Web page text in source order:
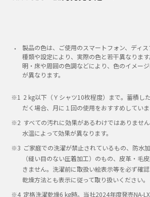
製品の色は、ご使用のスマートフォン、ディ
種類や設定により、実際の色と若干異なりま
明・床や周囲の色調などにより、色のイメー
が異なります。
2 kg以下（Ｙシャツ10枚程度）まで。蓄積し
だく場合、月に１回の使用をおすすめしていま
すべての汚れに効果があるわけではありませ
水温によって効果が異なります。
ご家庭での洗濯が禁止されているもの、防水
（縫い目のない圧着加工）のもの、皮革・毛
きません。洗濯前に取扱い絵表示等を必ず確
乾燥方法とも表示に従って取り扱いください。
定格洗濯乾燥6 kg時。当社2024年度発売NA-